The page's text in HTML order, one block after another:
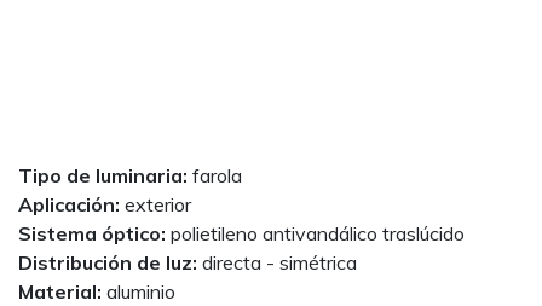
Tipo de luminaria: farola
Aplicación: exterior
Sistema óptico: polietileno antivandálico traslúcido
Distribución de luz: directa - simétrica
Material: aluminio